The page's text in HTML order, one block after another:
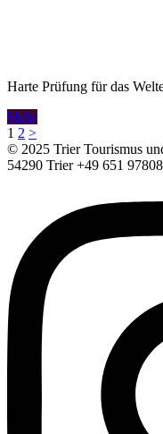
Harte Prüfung für das
Mehr
der
1 2 >
© 2025 Trier Tourismus
54290 Trier +49 651